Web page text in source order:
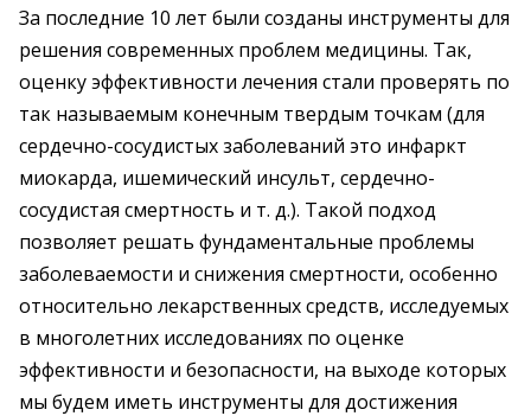
За последние 10 лет были созданы инструменты для
решения современных проблем медицины. Так,
оценку эффективности лечения стали проверять по
так называемым конечным твердым точкам (для
сердечно-сосудистых заболеваний это инфаркт
миокарда, ишемический инсульт, сердечно-
сосудистая смертность и т. д.). Такой подход
позволяет решать фундаментальные проблемы
заболеваемости и снижения смертности, особенно
относительно лекарственных средств, исследуемых
в многолетних исследованиях по оценке
эффективности и безопасности, на выходе которых
мы будем иметь инструменты для достижения